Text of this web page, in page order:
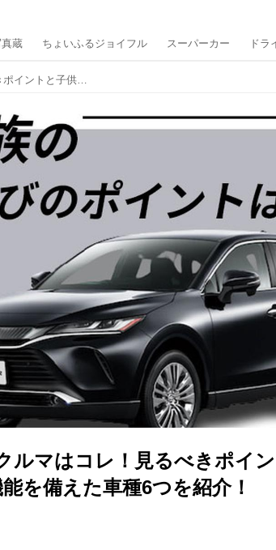
蔵 ちょいふるジョイフル スーパーカー ドラ
5人家族におすすめのクルマはコレ！見るべきポイントと子供持ちにぴったりな快適機能を備えた車種6つを紹介！
ルマはコレ！見るべきポイ
を備えた車種6つを紹介！